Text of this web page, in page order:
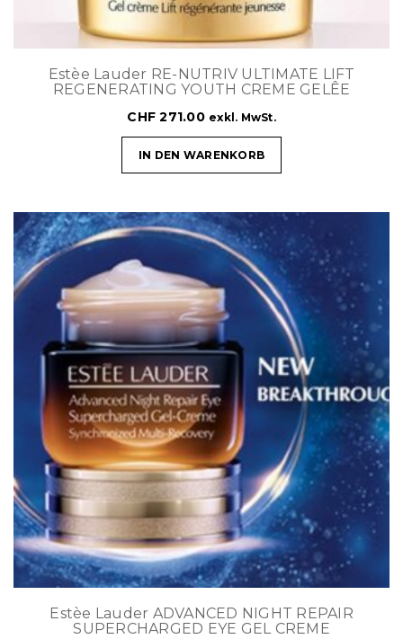
Estèe Lauder RE-NUTRIV ULTIMATE LIFT
REGENERATING YOUTH CREME GELÊE
CHF 271.00 exkl. MwSt.
IN DEN WARENKORB
Estèe Lauder ADVANCED NIGHT REPAIR
SUPERCHARGED EYE GEL CREME